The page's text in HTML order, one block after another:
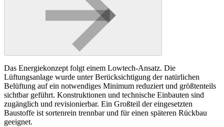
Das Energiekonzept folgt einem Lowtech-Ansatz. Die
Lüftungsanlage wurde unter Berücksichtigung der natürlichen
Belüftung auf ein notwendiges Minimum reduziert und größtenteils
sichtbar geführt. Konstruktionen und technische Einbauten sind
zugänglich und revisionierbar. Ein Großteil der eingesetzten
Baustoffe ist sortenrein trennbar und für einen späteren Rückbau
geeignet.